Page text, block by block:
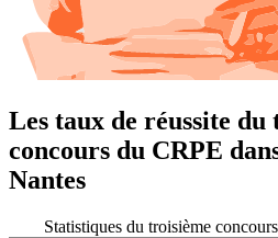
Les taux de réussite du
concours du CRPE
Nantes
Statistiques du troisième